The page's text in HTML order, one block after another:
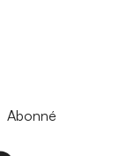
Abonné